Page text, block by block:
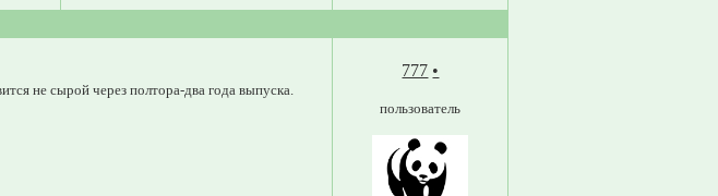
не сырой через полтора-два года выпуска.
777 •
пользователь